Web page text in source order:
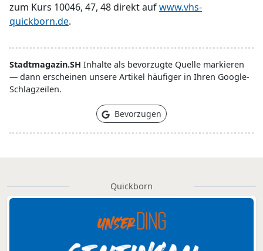
zum Kurs 10046, 47, 48 direkt aufwww.vhs-
quickborn.de.
Stadtmagazin.SH Inhalte als bevorzugte Quelle markieren
— dann erscheinen unsere Artikel häufiger in Ihren Google-
Schlagzeilen.
Bevorzugen
Quickborn